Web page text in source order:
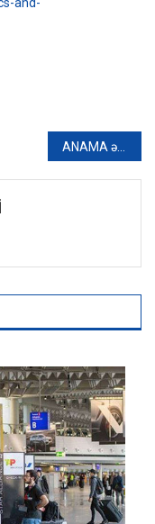
ANAMA əməkdaşı Cəbrayılda minaya DÜŞDÜ